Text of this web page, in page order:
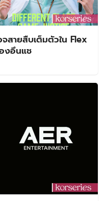
สายสืบเต็มตัวใน Flex
งอึนแช